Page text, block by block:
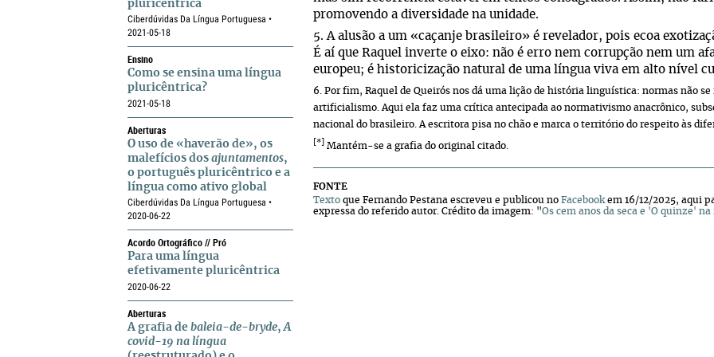
pluricêntrica
Ciberdúvidas Da Língua Portuguesa •
2021-05-18
Ensino
Como se ensina uma língua
pluricêntrica?
2021-05-18
Aberturas
O uso de «haverão de», os
malefícios dos ajuntamentos,
o português pluricêntrico e a
língua como ativo global
Ciberdúvidas Da Língua Portuguesa •
2020-06-22
Acordo Ortográfico // Pró
Para uma língua
efetivamente pluricêntrica
2020-06-22
Aberturas
A grafia de baleia-de-bryde,A
covid-19 na língua
promovendo a diversidade na unidade.
5. A alusão a um «caçanje brasileiro» é revelador, pois ecoa
É aí que Raquel inverte o eixo: não é erro nem corrupção nem um
europeu; é historicização natural de uma língua viva em alto nível
6. Por fim, Raquel de Queirós nos dá uma lição de história linguística: normas não
artificialismo. Aqui ela faz uma crítica antecipada ao normativismo anacrônico,
nacional do brasileiro. A escritora pisa no chão e marca o território do respeito às
[*] Mantém-se a grafia do original citado.
FONTE
Texto que Fernando Pestana escreveu e publicou no Facebookem 16/12/2025, aqui
expressa do referido autor. Crédito da imagem: "Os cem anos da seca e 'O quinze'